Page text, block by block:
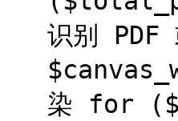
识别
染 for